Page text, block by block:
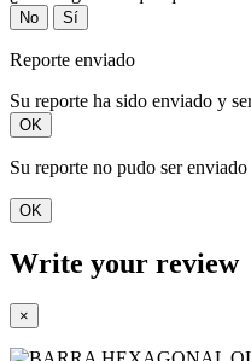
No Sí
Reporte enviado
Su reporte ha sido enviado y
OK
Su reporte no pudo ser enviado
OK
Write your review
×